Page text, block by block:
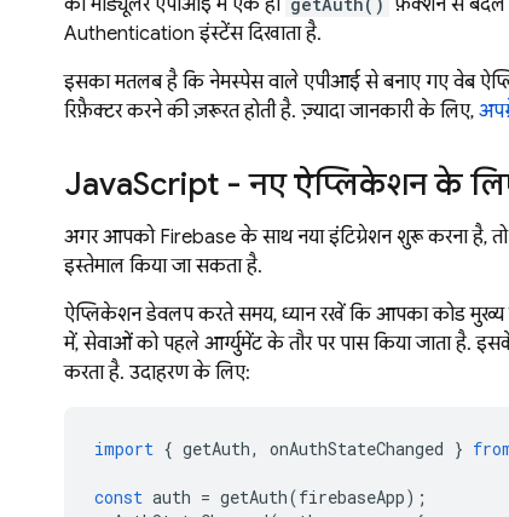
को मॉड्यूलर एपीआई में एक ही
फ़ंक्शन से बदल
Authentication इंस्टेंस दिखाता है.
इसका मतलब है कि नेमस्पेस वाले एपीआई से बनाए गए वेब
रिफ़ैक्टर करने की ज़रूरत होती है. ज़्यादा जानकारी के लिए,
JavaScript - नए ऐप्लिकेशन के
अगर आपको Firebase के साथ नया इंटिग्रेशन शुरू करना है, तो
इस्तेमाल किया जा सकता है.
ऐप्लिकेशन डेवलप करते समय, ध्यान रखें कि आपका कोड
में, सेवाओं को पहले आर्ग्युमेंट के तौर पर पास किया जाता है.
करता है. उदाहरण के लिए:
import { getAuth, onAuthStateChanged }
const auth = getAuth(firebaseApp);